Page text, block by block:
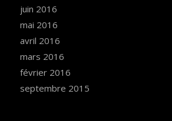
juin 2016
mai 2016
avril 2016
mars 2016
février 2016
septembre 2015